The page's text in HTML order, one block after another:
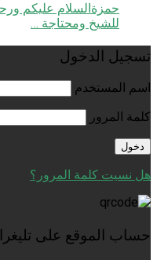
حمزة السلام عليكم
للشيخ ومحتاجة …
تسجيل الدخول
اسم المستخدم
كلمة المرور
هل نسيت كلمة المرور؟
حساب الموقع على